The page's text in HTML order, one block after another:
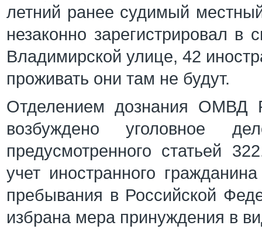
летний ранее судимый
незаконно зарегистрировал в
Владимирской улице, 42
проживать они там не будут.
Отделением дознания ОМВД
возбуждено уголовное
предусмотренного статьей
учет иностранного
пребывания в Российской
избрана мера принуждения в